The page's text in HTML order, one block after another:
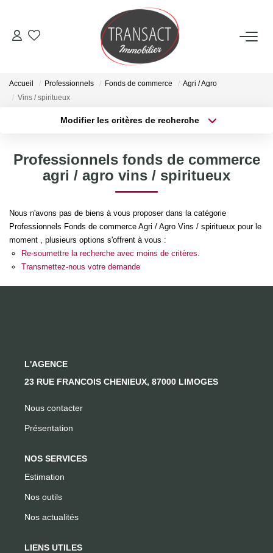
ACCUEIL
ESTIMER
NOTRE AGENCE
Qui Sommes-Nous
Nos Actualités
Accueil Professionnels Fonds de commerce
Agri / Agro
Vins / spiritueux
Modifier les critères de recherche
Sélectionnez...
Type de bien
Surface min
Créer une alerte
Professionnels fonds de commerce
agri / agro vins / spiritueux
Nous n'avons pas de biens à vous proposer dans la catégorie
Professionnels Fonds de commerce Agri / Agro Vins / spiritueux pour le
moment , plusieurs options s'offrent à vous :
Re-soumettre la recherche avec moins de critères.
Transmettez-nous votre demande
L'AGENCE
23 RUE FRANCOIS CHENIEUX, 87000 LIMOGES
Nous contacter
Présentation
NOS SERVICES
Estimation
Nos outils
Nos actualités
LIENS UTILES